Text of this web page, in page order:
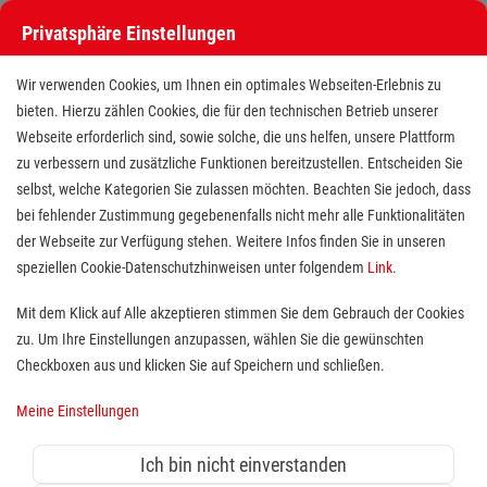
Pädagogische Fachkraft (m/w/d)
Schulbegleitdienst in Teilzeit /
auch als Quereinstieg
Jugendliche in Schulen im Sinne der integrativen
Privatsphäre Einstellungen
Wir verwenden Cookies, um Ihnen ein optimales Webseiten-Erlebnis zu
bieten. Hierzu zählen Cookies, die für den technischen Betrieb unserer
Webseite erforderlich sind, sowie solche, die uns helfen, unsere Plattform
zu verbessern und zusätzliche Funktionen bereitzustellen. Entscheiden Sie
selbst, welche Kategorien Sie zulassen möchten. Beachten Sie jedoch, dass
bei fehlender Zustimmung gegebenenfalls nicht mehr alle Funktionalitäten
der Webseite zur Verfügung stehen. Weitere Infos finden Sie in unseren
speziellen Cookie-Datenschutzhinweisen unter folgendem Link.
Mit dem Klick auf Alle akzeptieren stimmen Sie dem Gebrauch der Cookies
zu. Um Ihre Einstellungen anzupassen, wählen Sie die gewünschten
Checkboxen aus und klicken Sie auf Speichern und schließen.
Meine Einstellungen
Ich bin nicht einverstanden